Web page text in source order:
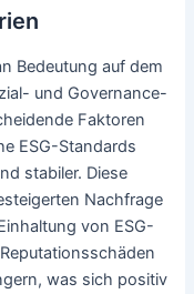
Bedeutung auf dem
und Governance-
Faktoren
ESG-Standards
stabiler. Diese
Nachfrage
von ESG-
was sich positiv